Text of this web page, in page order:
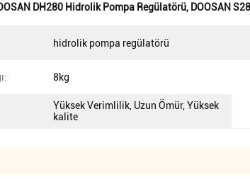
DH280 Hidrolik Pompa Regülatörü, DOOSAN
hidrolik pompa regülatörü
8kg
Yüksek Verimlilik, Uzun Ömür, Yüksek
kalite